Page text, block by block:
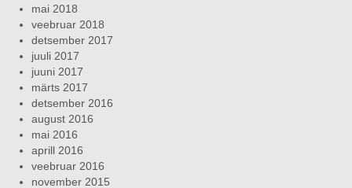
mai 2018
veebruar 2018
detsember 2017
juuli 2017
juuni 2017
märts 2017
detsember 2016
august 2016
mai 2016
aprill 2016
veebruar 2016
november 2015